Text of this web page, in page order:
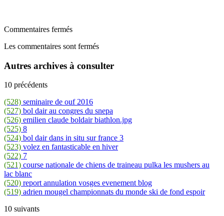
Commentaires fermés
Les commentaires sont fermés
Autres archives à consulter
10 précédents
(528) seminaire de ouf 2016
(527) bol dair au congres du snepa
(526) emilien claude boldair biathlon.jpg
(525) 8
(524) bol dair dans in situ sur france 3
(523) volez en fantasticable en hiver
(522) 7
(521) course nationale de chiens de traineau pulka les mushers au
lac blanc
(520) report annulation vosges evenement blog
(519) adrien mougel championnats du monde ski de fond espoir
10 suivants